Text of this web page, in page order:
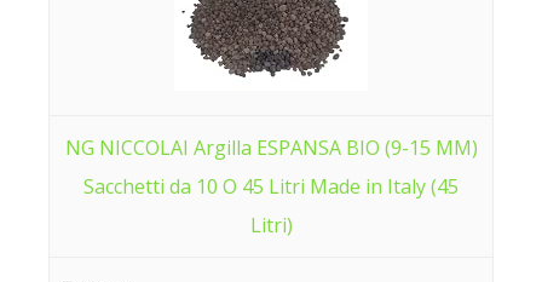
NG NICCOLAI Argilla ESPANSA BIO (9-15 MM)
Sacchetti da 10 O 45 Litri Made in Italy (45
Litri)